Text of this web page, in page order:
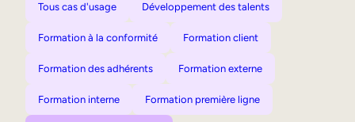
Tous cas d'usage Développement des talents
Formation à la conformité Formation client
Formation des adhérents Formation externe
Formation interne Formation première ligne